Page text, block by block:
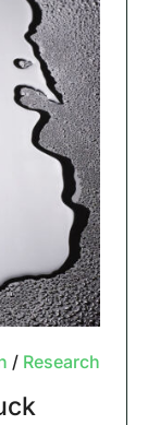
/ Research